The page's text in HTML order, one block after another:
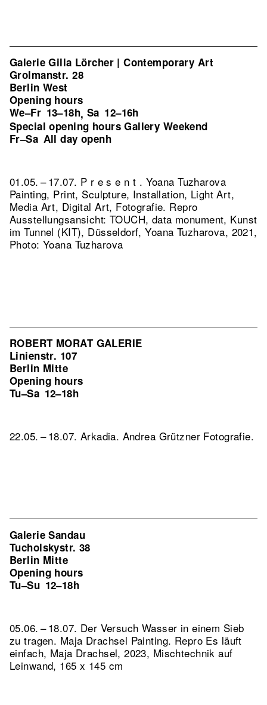
Galerie Gilla Lörcher | Contemporary Art
Grolmanstr. 28
Berlin West
Opening hours
We–Fr 13–18h, Sa 12–16h
Special opening hours Gallery Weekend
Fr–Sa All day openh
01.05. – 17.07. P r e s e n t . Yoana Tuzharova
Painting, Print, Sculpture, Installation, Light Art,
Media Art, Digital Art, Fotografie. Repro
Ausstellungsansicht: TOUCH, data monument, Kunst
im Tunnel (KIT), Düsseldorf, Yoana Tuzharova, 2021,
Photo: Yoana Tuzharova
ROBERT MORAT GALERIE
Linienstr. 107
Berlin Mitte
Opening hours
Tu–Sa 12–18h
22.05. – 18.07. Arkadia. Andrea Grützner Fotografie.
Galerie Sandau
Tucholskystr. 38
Berlin Mitte
Opening hours
Tu–Su 12–18h
05.06. – 18.07. Der Versuch Wasser in einem Sieb
zu tragen. Maja Drachsel Painting. Repro Es läuft
einfach, Maja Drachsel, 2023, Mischtechnik auf
Leinwand, 165 x 145 cm